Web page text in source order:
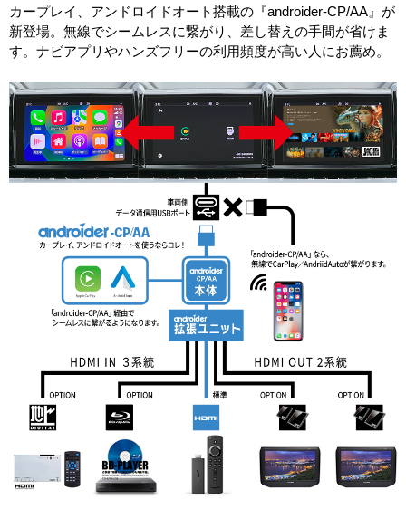
カープレイ、アンドロイドオート搭載の『androider-CP/AA』が
新登場。無線でシームレスに繋がり、差し替えの手間が省けま
す。ナビアプリやハンズフリーの利用頻度が高い人にお薦め。